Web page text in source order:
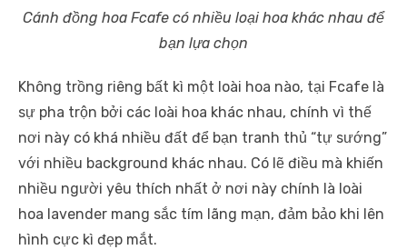
Cánh đồng hoa Fcafe có nhiều loại hoa khác nhau để
bạn lựa chọn
Không trồng riêng bất kì một loài hoa nào, tại Fcafe là
sự pha trộn bởi các loài hoa khác nhau, chính vì thế
nơi này có khá nhiều đất để bạn tranh thủ “tự sướng”
với nhiều background khác nhau. Có lẽ điều mà khiến
nhiều người yêu thích nhất ở nơi này chính là loài
hoa lavender mang sắc tím lãng mạn, đảm bảo khi lên
hình cực kì đẹp mắt.